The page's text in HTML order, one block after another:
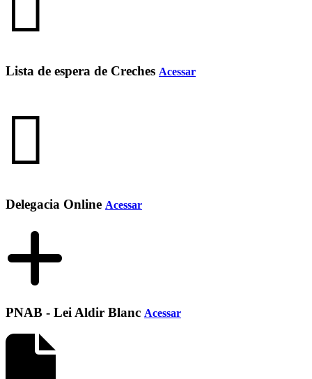
Lista de espera de Creches Acessar
Delegacia Online Acessar
PNAB - Lei Aldir Blanc Acessar